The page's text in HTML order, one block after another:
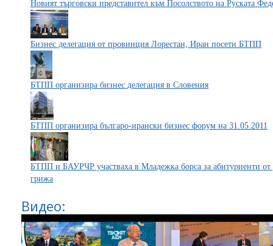
Новият търговски представител към Посолството на Руската
Бизнес делегация от провинция Лорестан, Иран посети БТПП
БТПП организира бизнес делегация в Словения
БТПП организира българо-ирански бизнес форум на 31.05.2011
БТПП и БАУРЧР участваха в Младежка борса за абитуриенти от
грижа
Видео: